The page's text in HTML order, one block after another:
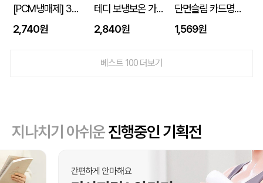
[PCM냉매제] 3세대 넥쿨러 쿨넥밴드
2,740원
테디 보냉보온 가방 10L (270x170x350mm)
2,840원
단면슬림 카드명함지갑
1,569원
베스트 100 더보기
지나치기 아쉬운진행중인 기획전